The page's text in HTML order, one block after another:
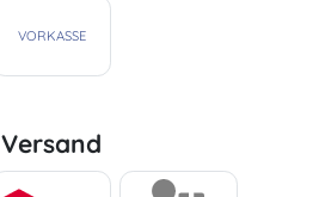
VORKASSE
Versand